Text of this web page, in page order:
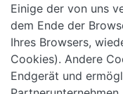
Einige der von uns
dem Ende der
Ihres Browsers,
Cookies). Andere
Endgerät und